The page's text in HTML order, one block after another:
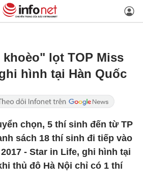
lọt TOP Miss
hình tại Hàn Quốc
chọn, 5 thí sinh đến từ TP
sách 18 thí sinh đi tiếp vào
- Star in Life, ghi hình tại
thủ đô Hà Nội chỉ có 1 thí